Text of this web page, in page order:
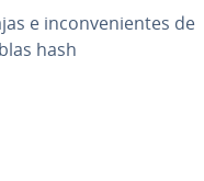
e in­co­n­ve­nie­n­tes de
hash